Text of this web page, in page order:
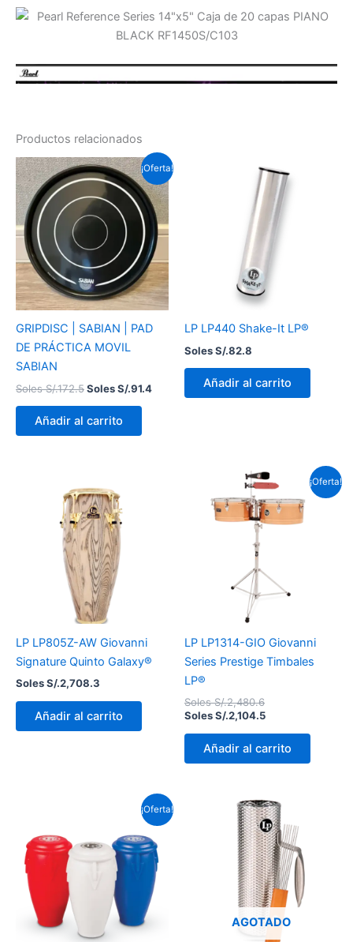
Productos relacionados
¡Oferta!
GRIPDISC | SABIAN | PAD
DE PRÁCTICA MOVIL
SABIAN
Soles S/.172.5
El
precio
original
era:
Soles
S/.172.5.
Soles S/.91.4
El
precio
actual
es:
Soles
S/.91.4.
Añadir al carrito
LP LP440 Shake-It LP®
Soles S/.82.8
Añadir al carrito
LP LP805Z-AW Giovanni
Signature Quinto Galaxy®
Soles S/.2,708.3
Añadir al carrito
¡Oferta!
LP LP1314-GIO Giovanni
Series Prestige Timbales
LP®
Soles S/.2,480.6
El
precio
original
era:
Soles S/.2,104.5
El
precio
actual
es:
Añadir al carrito
¡Oferta!
era:
Soles
S/.38.0.
El
precio
es:
Soles
S/.31.1.
AGOTADO